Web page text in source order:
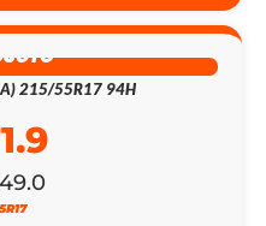
215/55R17 94H